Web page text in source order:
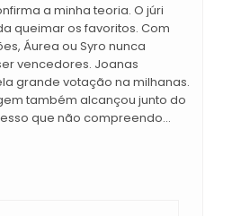
a minha teoria. O júri
queimar os favoritos. Com
Áurea ou Syro nunca
vencedores. Joanas
grande votação na milhanas.
também alcançou junto do
que não compreendo...